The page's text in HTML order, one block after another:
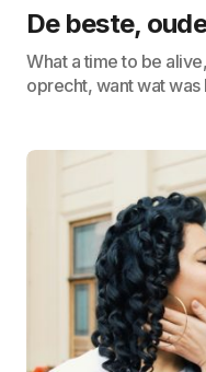
De beste,
What a time to be
oprecht, want wat